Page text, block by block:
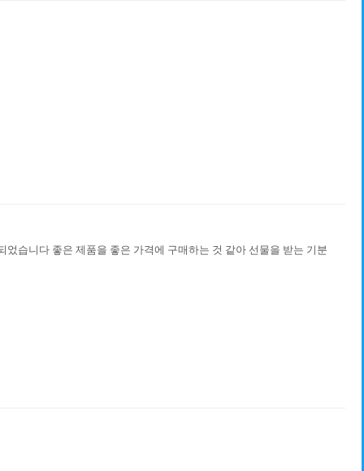
습니다 좋은 제품을 좋은 가격에 구매하는 것 같아 선물을 받는 기분